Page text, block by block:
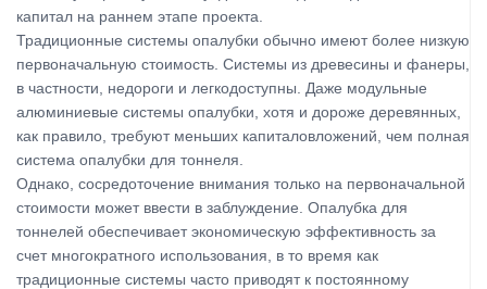
капитал на раннем этапе проекта.
Традиционные системы опалубки обычно имеют более низкую
первоначальную стоимость. Системы из древесины и фанеры,
в частности, недороги и легкодоступны. Даже модульные
алюминиевые системы опалубки, хотя и дороже деревянных,
как правило, требуют меньших капиталовложений, чем полная
система опалубки для тоннеля.
Однако, сосредоточение внимания только на первоначальной
стоимости может ввести в заблуждение. Опалубка для
тоннелей обеспечивает экономическую эффективность за
счет многократного использования, в то время как
традиционные системы часто приводят к постоянному